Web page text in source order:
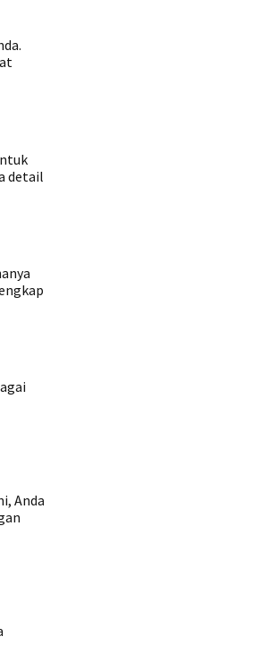
detail
Anda